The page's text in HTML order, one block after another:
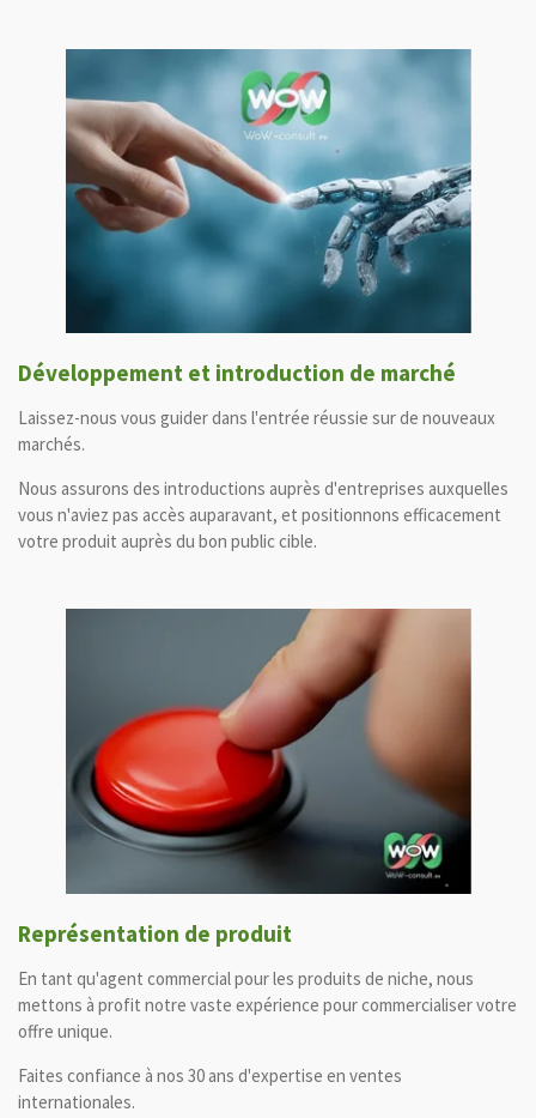
Développement et introduction de marché
Laissez-nous vous guider dans l'entrée réussie sur de nouveaux
marchés.
Nous assurons des introductions auprès d'entreprises auxquelles
vous n'aviez pas accès auparavant, et positionnons efficacement
votre produit auprès du bon public cible.
Représentation de produit
En tant qu'agent commercial pour les produits de niche, nous
mettons à profit notre vaste expérience pour commercialiser votre
offre unique.
Faites confiance à nos 30 ans d'expertise en ventes
internationales.